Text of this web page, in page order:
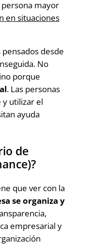
mayor
en situaciones
desde
No
porque
. Las personas
utilizar el
ayuda
de
que ver con la
se organiza y
empresarial y